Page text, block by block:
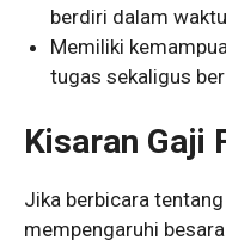
berdiri dalam
Memiliki
tugas sekaligus
Kisaran Gaji
Jika berbicara
mempengaruhi